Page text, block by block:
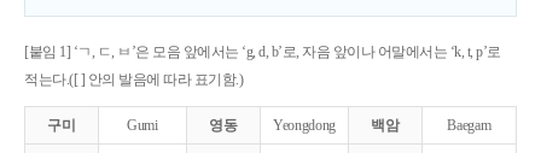
[붙임 1] ‘ㄱ, ㄷ, ㅂ’은 모음 앞에서는 ‘g, d, b’로, 자음 앞이나 어말에서는 ‘k, t, p’로
적는다.([ ] 안의 발음에 따라 표기함.)
구미 Gumi 영동 Yeongdong 백암 Baegam